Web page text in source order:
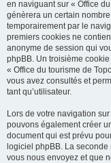
en naviguant sur « Office
génèrera un certain
temporairement par le
premiers cookies ne
anonyme de session qui
phpBB. Un troisième
« Office du tourisme de
vous avez consultés et
tant qu’utilisateur.
Lors de votre navigation
pouvons également créer
document qui est prévu
logiciel phpBB. La
vous nous envoyez et que